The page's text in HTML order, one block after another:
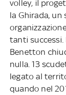
volley, il
la Ghirada, un
tanti successi.
Benetton
nulla. 13
legato al
quando nel